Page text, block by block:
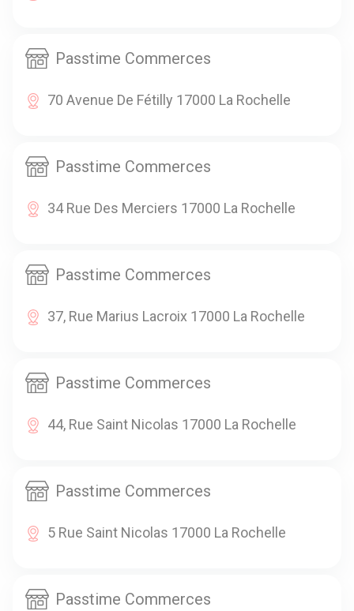
Passtime Commerces
70 Avenue De Fétilly 17000 La Rochelle
Passtime Commerces
34 Rue Des Merciers 17000 La Rochelle
Passtime Commerces
37, Rue Marius Lacroix 17000 La Rochelle
Passtime Commerces
44, Rue Saint Nicolas 17000 La Rochelle
Passtime Commerces
5 Rue Saint Nicolas 17000 La Rochelle
Passtime Commerces